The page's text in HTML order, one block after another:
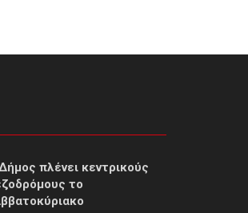
πλένει κεντρικούς
το